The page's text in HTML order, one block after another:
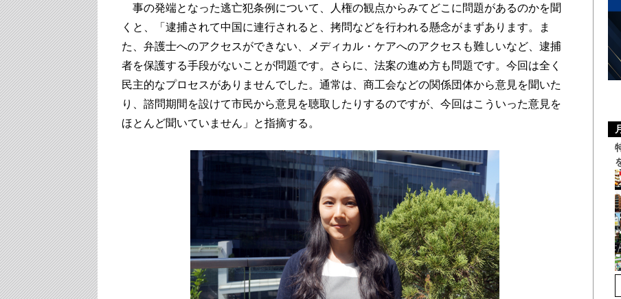
事の発端となった逃亡犯条例について、人権の観点からみてどこに問題があるのかを聞
くと、「逮捕されて中国に連行されると、拷問などを行われる懸念がまずあります。ま
た、弁護士へのアクセスができない、メディカル・ケアへのアクセスも難しいなど、逮捕
者を保護する手段がないことが問題です。さらに、法案の進め方も問題です。今回は全く
民主的なプロセスがありませんでした。通常は、商工会などの関係団体から意見を聞いた
り、諮問期間を設けて市民から意見を聴取したりするのですが、今回はこういった意見を
ほとんど聞いていません」と指摘する。